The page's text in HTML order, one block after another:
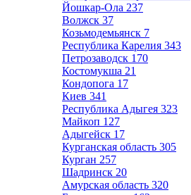
Йошкар-Ола 237
Волжск 37
Козьмодемьянск 7
Республика Карелия 343
Петрозаводск 170
Костомукша 21
Кондопога 17
Киев 341
Республика Адыгея 323
Майкоп 127
Адыгейск 17
Курганская область 305
Курган 257
Шадринск 20
Амурская область 320